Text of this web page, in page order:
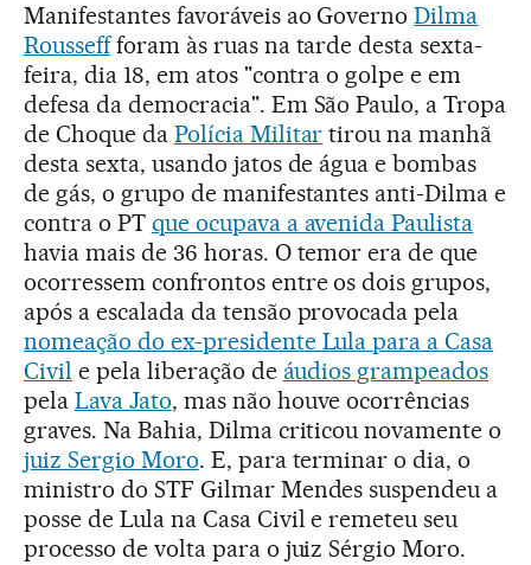
Manifestantes favoráveis ao GovernoDilma
Rousseffforam às ruas na tarde desta sexta-
feira, dia 18, em atos "contra o golpe e em
defesa da democracia". Em São Paulo, a Tropa
de Choque da Polícia Militar tirou na manhã
desta sexta, usando jatos de água e bombas
de gás, o grupo de manifestantes anti-Dilma e
contra o PT que ocupava a avenida Paulista
havia mais de 36 horas. O temor era de que
ocorressem confrontos entre os dois grupos,
após a escalada da tensão provocada pela
nomeação do ex-presidente Lula para a Casa
Civil e pela liberação de áudios grampeados
pela Lava Jato, mas não houve ocorrências
graves. Na Bahia, Dilma criticou novamente o
juiz Sergio Moro. E, para terminar o dia, o
ministro do STF Gilmar Mendes suspendeu a
posse de Lula na Casa Civil e remeteu seu
processo de volta para o juiz Sérgio Moro.